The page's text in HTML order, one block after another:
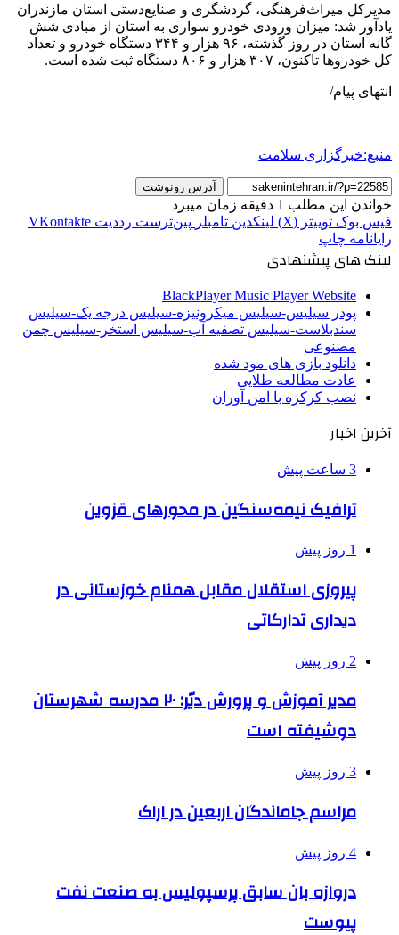
مدیرکل میراث‌فرهنگی، گردشگری و صنایع‌دستی استان مازندران
یادآور شد: میزان ورودی خودرو سواری به استان از مبادی شش
گانه استان در روز گذشته، ۹۶ هزار و ۳۴۴ دستگاه خودرو و تعداد
کل خودروها تاکنون، ۳۰۷ هزار و ۸۰۶ دستگاه ثبت شده است.
انتهای پیام/
منبع:خبرگزاری سلامت
آدرس رونوشت
خواندن این مطلب 1 دقیقه زمان میبرد
فیس بوک توییتر (X) لینکدین ‫تامبلر ‫پین‌ترست ‫رددیت ‫VKontakte
رایانامه چاپ
لینک های پیشنهادی
BlackPlayer Music Player Website
پودر سیلیس-سیلیس میکرونیزه-سیلیس درجه یک-سیلیس
سندبلاست-سیلیس تصفیه آب-سیلیس استخر-سیلیس چمن
مصنوعی
دانلود بازی های مود شده
عادت مطالعه طلایی
نصب کرکره با امن آوران
آخرین اخبار
3 ساعت پیش
ترافیک نیمه‌سنگین در محورهای قزوین
1 روز پیش
پیروزی استقلال مقابل همنام خوزستانی در
دیداری تدارکاتی
2 روز پیش
مدیر آموزش و پرورش دیّر: ۲۰ مدرسه شهرستان
دوشیفته است
3 روز پیش
مراسم جاماندگان اربعین در اراک
4 روز پیش
دروازه بان سابق پرسپولیس به صنعت نفت
پیوست